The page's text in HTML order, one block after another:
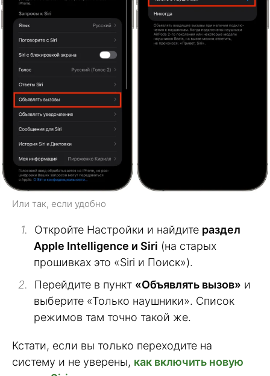
Или так, если удобно
Откройте Настройки и найдите раздел
Apple Intelligence и Siri (на старых
прошивках это «Siri и Поиск»).
Перейдите в пункт «Объявлять вызов» и
выберите «Только наушники». Список
режимов там точно такой же.
Кстати, если вы только переходите на
систему и не уверены, как включить новую